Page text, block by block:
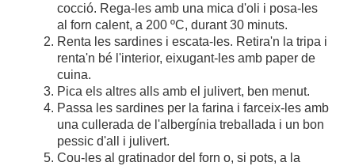
cocció. Rega-les amb una mica d'oli i posa-les
al forn calent, a 200 ºC, durant 30 minuts.
Renta les sardines i escata-les. Retira'n la tripa i
renta'n bé l'interior, eixugant-les amb paper de
cuina.
Pica els altres alls amb el julivert, ben menut.
Passa les sardines per la farina i farceix-les amb
una cullerada de l'albergínia treballada i un bon
pessic d'all i julivert.
Cou-les al gratinador del forn o, si pots, a la